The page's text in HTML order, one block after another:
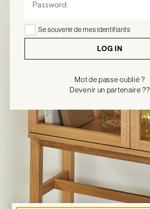
Se souvenir de mes identifiants
LOG IN
Mot de passe oublié ?
Devenir un partenaire ??